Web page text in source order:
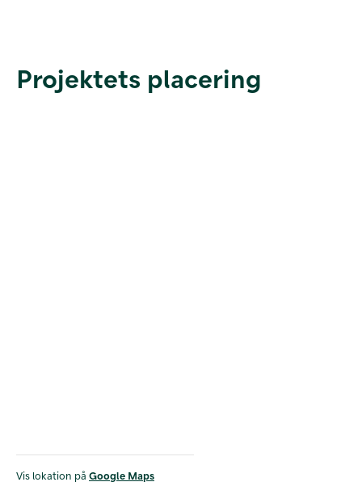
Projektets placering
Vis lokation på Google Maps